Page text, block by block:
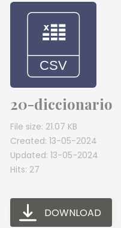
20-diccionario
File size: 21.07 KB
Created: 13-05-2024
Updated: 13-05-2024
Hits: 27
DOWNLOAD